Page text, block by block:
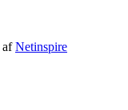
afNetinspire